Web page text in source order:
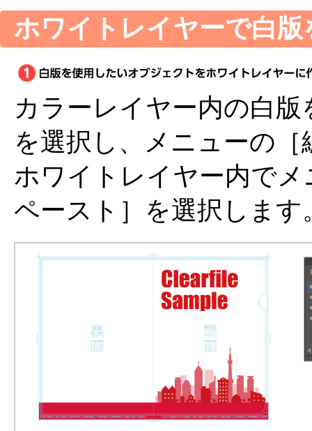
ホワイトレイヤーで白版
カラーレイヤー内の白
を選択し、メニューの
ホワイトレイヤー内で
ペースト］を選択します